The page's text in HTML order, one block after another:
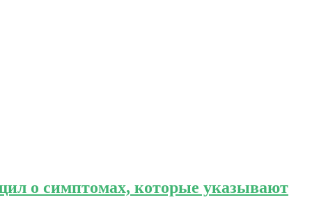
о симптомах, которые указывают